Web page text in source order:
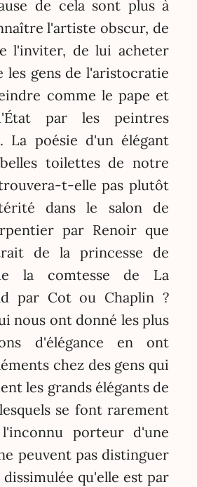
de cela sont plus à
l'artiste obscur, de
l'inviter, de lui acheter
les gens de l'aristocratie
comme le pape et
par les peintres
La poésie d'un élégant
toilettes de notre
t-elle pas plutôt
dans le salon de
par Renoir que
de la princesse de
la comtesse de La
par Cot ou Chaplin ?
nous ont donné les plus
d'élégance en ont
chez des gens qui
les grands élégants de
se font rarement
porteur d'une
peuvent pas distinguer
dissimulée qu'elle est par